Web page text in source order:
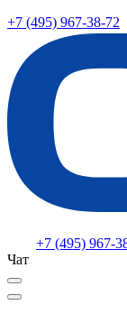
+7 (495) 967-38-72
+7 (495) 967-
Чат